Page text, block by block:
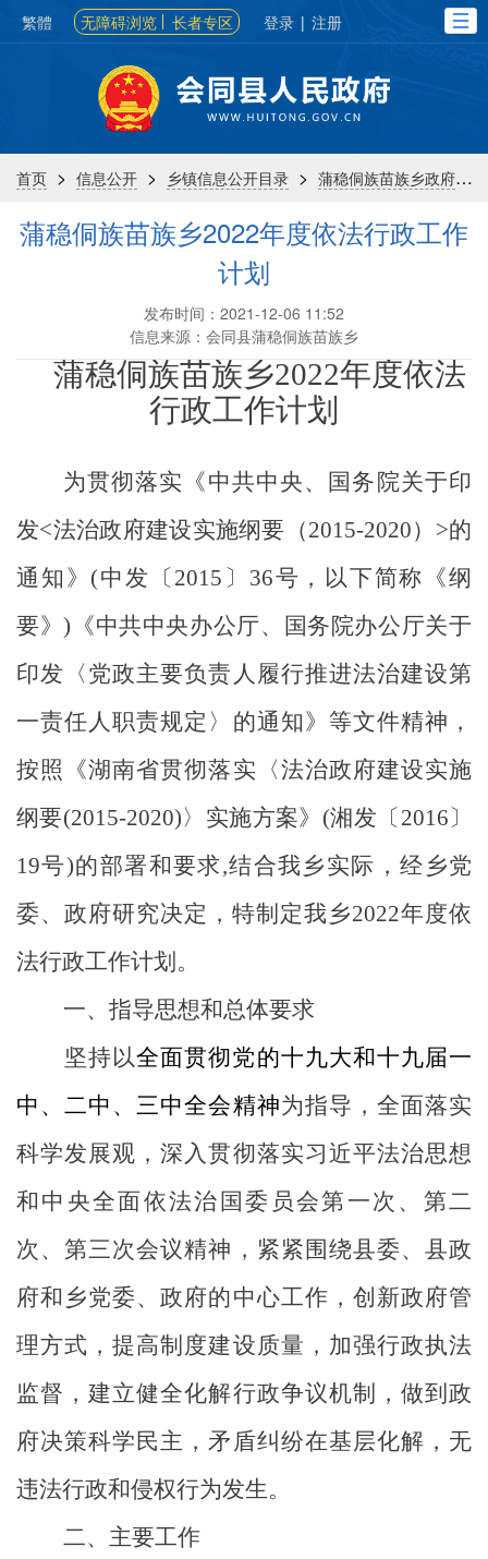
繁體 无障碍浏览 长者专区 登录 | 注册
首页 > 信息公开 > 乡镇信息公开目录 > 蒲稳侗族苗族乡政府 >
蒲稳侗族苗族乡2022年度依法行政工作
计划
发布时间：2021-12-06 11:52
信息来源：会同县蒲稳侗族苗族乡
蒲稳侗族苗族乡2022年度依法
行政工作计划
为贯彻落实《中共中央、国务院关于印
发<法治政府建设实施纲要（2015-2020）>的
通知》(中发〔2015〕36号，以下简称《纲
要》)《中共中央办公厅、国务院办公厅关于
印发〈党政主要负责人履行推进法治建设第
一责任人职责规定〉的通知》等文件精神，
按照《湖南省贯彻落实〈法治政府建设实施
纲要(2015-2020)〉实施方案》 (湘发〔2016〕
19号)的部署和要求,结合我乡实际，经乡党
委、政府研究决定，特制定我乡2022年度依
法行政工作计划。
一、指导思想和总体要求
坚持以全面贯彻党的十九大和十九届一
中、二中、三中全会精神为指导，全面落实
科学发展观，深入贯彻落实习近平法治思想
和中央全面依法治国委员会第一次、第二
次、第三次会议精神， 紧紧围绕县委、县政
府和乡党委、政府的中心工作，创新政府管
理方式，提高制度建设质量，加强行政执法
监督，建立健全化解行政争议机制，做到政
府决策科学民主，矛盾纠纷在基层化解，无
违法行政和侵权行为发生。
二、主要工作